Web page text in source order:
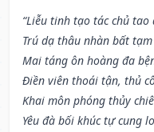
“Liễu tinh tạo tác chủ tao
Trú dạ thâu nhàn bất tạm
Mai táng ôn hoàng đa
Điền viên thoái tận, thủ
Khai môn phóng thủy
Yêu đà bối khúc tự cung